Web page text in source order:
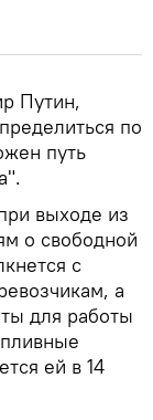
Путин,
по
путь
выходе из
о свободной
с
а
для работы
ей в 14